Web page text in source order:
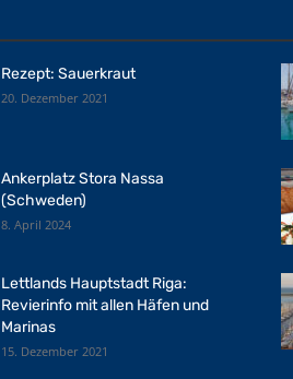
Rezept: Sauerkraut
20. Dezember 2021
Ankerplatz Stora Nassa
(Schweden)
8. April 2024
Lettlands Hauptstadt Riga:
Revierinfo mit allen Häfen und
Marinas
15. Dezember 2021